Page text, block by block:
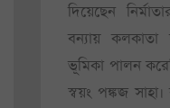
দিয়েছেন
বন্যায় কলকাতা
ভূমিকা পালন
স্বয়ং পঙ্কজ সাহা।